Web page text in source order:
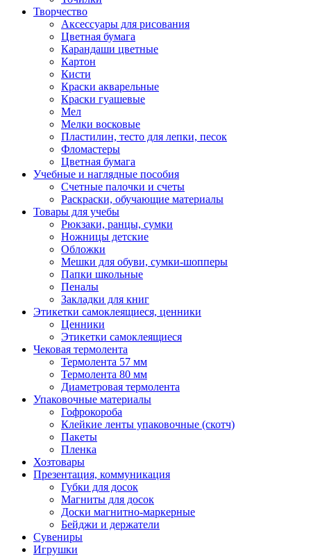
Творчество
Аксессуары для рисования
Цветная бумага
Карандаши цветные
Картон
Кисти
Краски акварельные
Краски гуашевые
Мел
Мелки восковые
Пластилин, тесто для лепки, песок
Фломастеры
Цветная бумага
Учебные и наглядные пособия
Счетные палочки и счеты
Раскраски, обучающие материалы
Товары для учебы
Рюкзаки, ранцы, сумки
Ножницы детские
Обложки
Мешки для обуви, сумки-шопперы
Папки школьные
Пеналы
Закладки для книг
Этикетки самоклеящиеся, ценники
Ценники
Этикетки самоклеящиеся
Чековая термолента
Термолента 57 мм
Термолента 80 мм
Диаметровая термолента
Упаковочные материалы
Гофрокороба
Клейкие ленты упаковочные (скотч)
Пакеты
Пленка
Хозтовары
Презентация, коммуникация
Губки для досок
Магниты для досок
Доски магнитно-маркерные
Бейджи и держатели
Сувениры
Игрушки